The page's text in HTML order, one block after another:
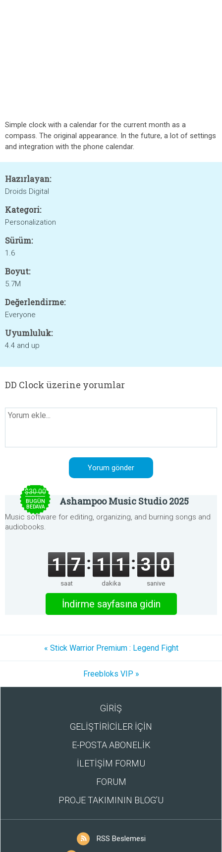
Simple clock with a calendar for the current month as a
compass. The original appearance. In the future, a lot of settings
and integration with the phone calendar.
Hazırlayan:
Droids Digital
Kategori:
Personalization
Sürüm:
1.6
Boyut:
5.7M
Değerlendirme:
Everyone
Uyumluluk:
4.4 and up
DD Clock üzerine yorumlar
$30.00
BUGÜN
BEDAVA Ashampoo Music Studio 2025
Music software for editing, organizing, and burning songs and
audiobooks.
1 7
saat
1 1
dakika
3 0
saniye
İndirme sayfasına gidin
« Stick Warrior Premium : Legend Fight
Freebloks VIP »
GİRİŞ
GELİŞTİRİCİLER İÇİN
E-POSTA ABONELİK
İLETİŞİM FORMU
FORUM
PROJE TAKIMININ BLOG’U
RSS Beslemesi